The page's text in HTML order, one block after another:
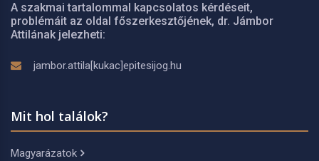
A szakmai tartalommal kapcsolatos kérdéseit,
problémáit az oldal főszerkesztőjének, dr. Jámbor
Attilának jelezheti:
jambor.attila[kukac]epitesijog.hu
Mit hol találok?
Magyarázatok